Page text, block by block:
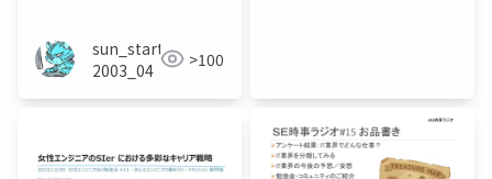
sun_start
2003_04
>100